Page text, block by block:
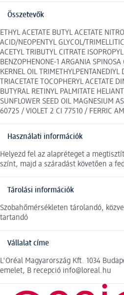
Összetevők
ETHYL ACETATE BUTYL ACETATE
ACID/NEOPENTYL GLYCOL/
ACETYL TRIBUTYL CITRATE
BENZOPHENONE-1 ARGANIA
KERNEL OIL TRIMETHYLPENTANEDIYL
TRIACETATE TOCOPHERYL ACETATE
BUTYRAL RETINYL PALMITATE
SUNFLOWER SEED OIL MAGNESIUM
60725 / VIOLET 2 CI 77510 / FERRIC
Használati információk
Helyezd fel az alapréteget a
színt, majd a száradást követően a
Tárolási információk
Szobahőmérsékleten tárolandó,
tartandó
Vállalat címe
L'Oréal Magyarország Kft. 1034
emelet, B recepció info@loreal.hu